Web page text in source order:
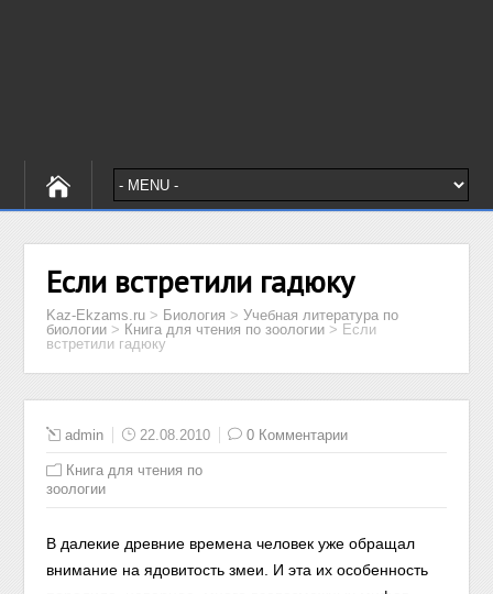
Если встретили гадюку
Kaz-Ekzams.ru > Биология >Учебная литература по
биологии > Книга для чтения по зоологии > Если
встретили гадюку
admin 22.08.2010 0 Комментарии
Книга для чтения по
зоологии
В далекие древние времена человек уже обращал
внимание на ядовитость змеи. И эта их особенность